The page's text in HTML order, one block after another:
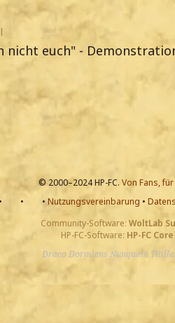
nicht euch" -
© 2000–2024 HP-FC. Von Fans,
•
• •Nutzungsvereinbarung •
Community-Software: WoltLab
HP-FC-Software: HP-FC Core
Draco Dormiens Nunquam